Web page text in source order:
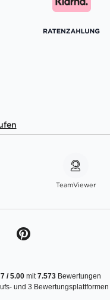
TeamViewer
/5.00 mit7.573 Bewertungen
und 3 Bewertungsplattformen